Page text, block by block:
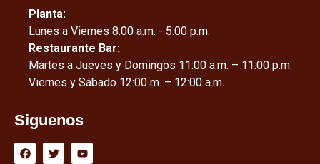
Planta:
Lunes a Viernes 8:00 a.m. - 5:00 p.m.
Restaurante Bar:
Martes a Jueves y Domingos 11:00 a.m. – 11:00 p.m.
Viernes y Sábado 12:00 m. – 12:00 a.m.
Siguenos